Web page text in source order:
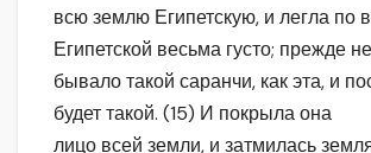
всю землю Египетскую, и легла по
Египетской весьма густо; прежде не
бывало такой саранчи, как эта, и
будет такой. (15) И покрыла она
лицо всей земли, и затмилась